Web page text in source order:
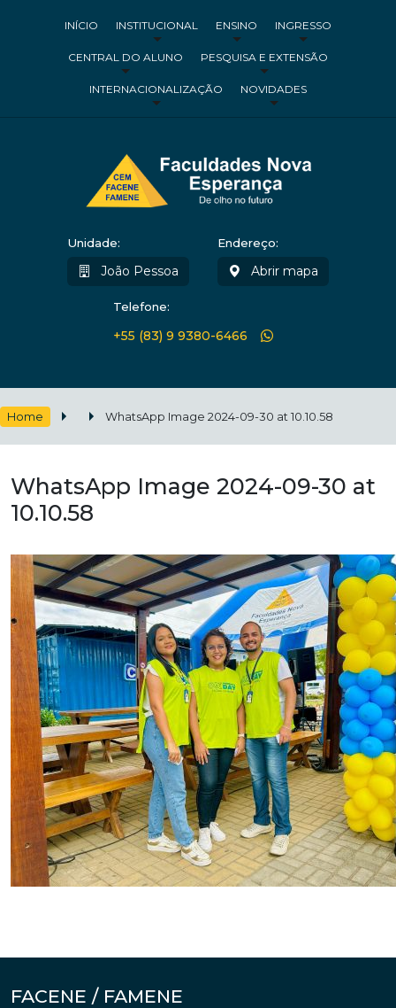
INÍCIO INSTITUCIONAL ENSINO INGRESSO
CENTRAL DO ALUNO PESQUISA E EXTENSÃO
INTERNACIONALIZAÇÃO NOVIDADES
Unidade:
João Pessoa
Endereço:
Abrir mapa
Telefone:
+55 (83) 9 9380-6466
Home WhatsApp Image 2024-09-30 at 10.10.58
WhatsApp Image 2024-09-30 at
10.10.58
FACENE / FAMENE